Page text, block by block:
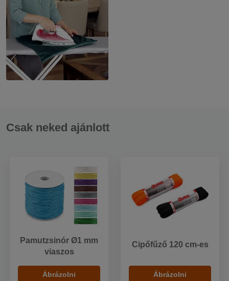
Csak neked ajánlott
Pamutzsinór Ø1 mm
viaszos
Ábrázolni
Cipőfűző 120 cm-es
Ábrázolni